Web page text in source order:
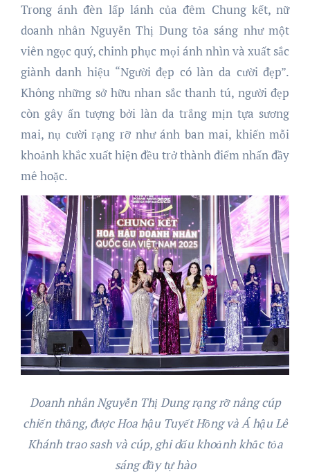
Trong ánh đèn lấp lánh của đêm Chung kết, nữ
doanh nhân Nguyễn Thị Dung tỏa sáng như một
viên ngọc quý, chinh phục mọi ánh nhìn và xuất sắc
giành danh hiệu “Người đẹp có làn da cười đẹp”.
Không những sở hữu nhan sắc thanh tú, người đẹp
còn gây ấn tượng bởi làn da trắng mịn tựa sương
mai, nụ cười rạng rỡ như ánh ban mai, khiến mỗi
khoảnh khắc xuất hiện đều trở thành điểm nhấn đầy
mê hoặc.
Doanh nhân Nguyễn Thị Dung rạng rỡ nâng cúp
chiến thắng, được Hoa hậu Tuyết Hồng và Á hậu Lê
Khánh trao sash và cúp, ghi dấu khoảnh khắc tỏa
sáng đầy tự hào